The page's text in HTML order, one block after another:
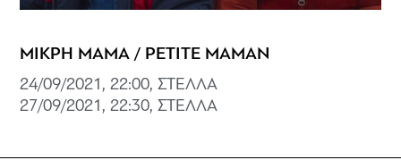
ΜΙΚΡΗ ΜΑΜΑ / PETITE MAMAN
24/09/2021, 22:00, ΣΤΕΛΛΑ
27/09/2021, 22:30, ΣΤΕΛΛΑ